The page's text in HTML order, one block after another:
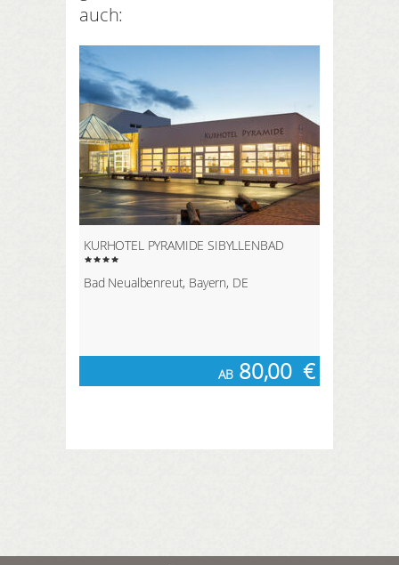
auch:
KURHOTEL PYRAMIDE SIBYLLENBAD
Bad Neualbenreut, Bayern, DE
AB 80,00 €